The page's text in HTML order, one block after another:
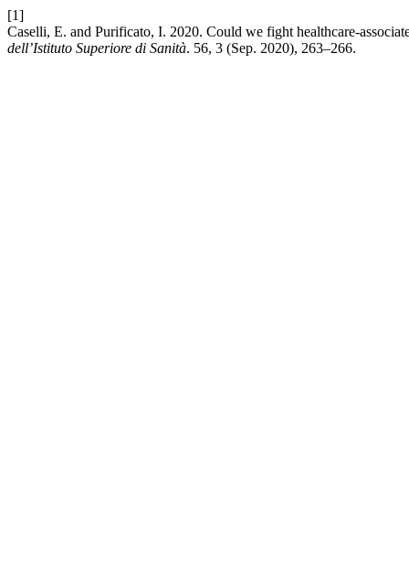
[1]
Caselli, E. and Purificato, I. 2020. Could we fight healthcare-
dell’Istituto Superiore di Sanità. 56, 3 (Sep. 2020), 263–266.